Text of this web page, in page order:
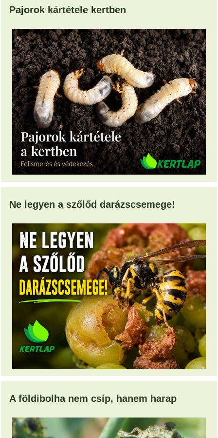
Pajorok kártétele kertben
Ne legyen a szőlőd darázscsemege!
A földibolha nem csíp, hanem harap